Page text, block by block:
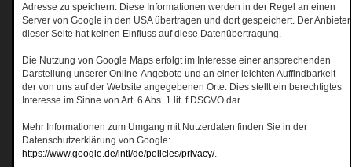
Adresse zu speichern. Diese Informationen werden in der Regel an einen
Server von Google in den USA übertragen und dort gespeichert. Der Anbieter
dieser Seite hat keinen Einfluss auf diese Datenübertragung.
Die Nutzung von Google Maps erfolgt im Interesse einer ansprechenden
Darstellung unserer Online-Angebote und an einer leichten Auffindbarkeit
der von uns auf der Website angegebenen Orte. Dies stellt ein berechtigtes
Interesse im Sinne von Art. 6 Abs. 1 lit. f DSGVO dar.
Mehr Informationen zum Umgang mit Nutzerdaten finden Sie in der
Datenschutzerklärung von Google:
https://www.google.de/intl/de/policies/privacy/.